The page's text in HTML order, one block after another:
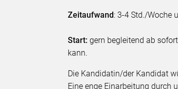
Zeitaufwand: 3-4 Std./Woche
Start: gern begleitend ab
kann.
Die Kandidatin/der Kandidat
Eine enge Einarbeitung durch